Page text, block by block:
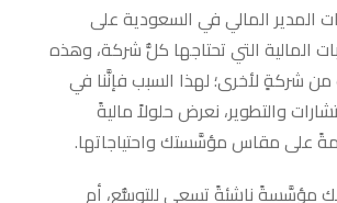
المدير المالي في السعودية على
المالية التي تحتاجها كلُّ شركة، وهذه
من شركةٍ لأخرى؛ لهذا السبب فإنَّنا في
والتطوير، نعرض حلولاً ماليةً
على مقاس مؤسَّستك واحتياجاتها.
مؤسَّسةً ناشئةً تسعى للتوسُّع، أم